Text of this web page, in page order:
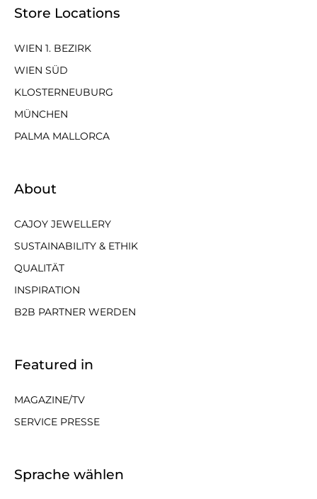
Store Locations
WIEN 1. BEZIRK
WIEN SÜD
KLOSTERNEUBURG
MÜNCHEN
PALMA MALLORCA
About
CAJOY JEWELLERY
SUSTAINABILITY & ETHIK
QUALITÄT
INSPIRATION
B2B PARTNER WERDEN
Featured in
MAGAZINE/TV
SERVICE PRESSE
Sprache wählen